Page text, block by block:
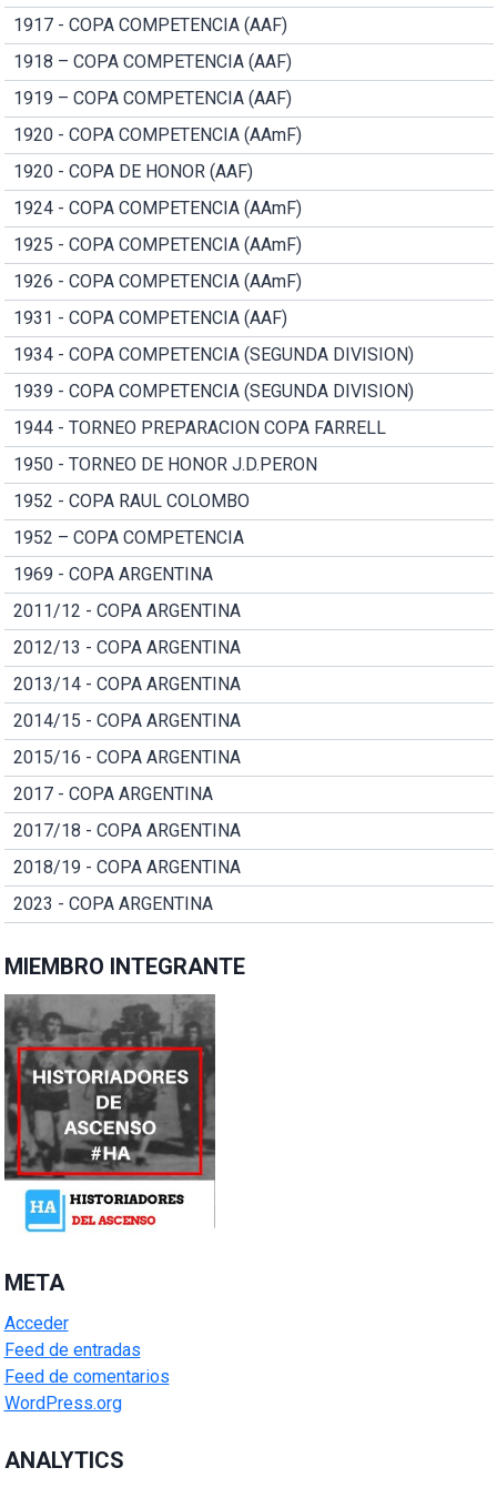
1917 - COPA COMPETENCIA (AAF)
1918 – COPA COMPETENCIA (AAF)
1919 – COPA COMPETENCIA (AAF)
1920 - COPA COMPETENCIA (AAmF)
1920 - COPA DE HONOR (AAF)
1924 - COPA COMPETENCIA (AAmF)
1925 - COPA COMPETENCIA (AAmF)
1926 - COPA COMPETENCIA (AAmF)
1931 - COPA COMPETENCIA (AAF)
1934 - COPA COMPETENCIA (SEGUNDA DIVISION)
1939 - COPA COMPETENCIA (SEGUNDA DIVISION)
1944 - TORNEO PREPARACION COPA FARRELL
1950 - TORNEO DE HONOR J.D.PERON
1952 - COPA RAUL COLOMBO
1952 – COPA COMPETENCIA
1969 - COPA ARGENTINA
2011/12 - COPA ARGENTINA
2012/13 - COPA ARGENTINA
2013/14 - COPA ARGENTINA
2014/15 - COPA ARGENTINA
2015/16 - COPA ARGENTINA
2017 - COPA ARGENTINA
2017/18 - COPA ARGENTINA
2018/19 - COPA ARGENTINA
2023 - COPA ARGENTINA
MIEMBRO INTEGRANTE
META
Acceder
Feed de entradas
Feed de comentarios
WordPress.org
ANALYTICS